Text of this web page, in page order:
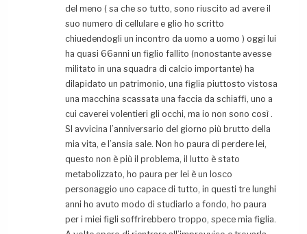
del meno ( sa che so tutto, sono riuscito ad avere il
suo numero di cellulare e glio ho scritto
chiuedendogli un incontro da uomo a uomo ) oggi lui
ha quasi 66anni un figlio fallito (nonostante avesse
militato in una squadra di calcio importante) ha
dilapidato un patrimonio, una figlia piuttosto vistosa
una macchina scassata una faccia da schiaffi, uno a
cui caverei volentieri gli occhi, ma io non sono così .
SI avvicina l’anniversario del giorno più brutto della
mia vita, e l’ansia sale. Non ho paura di perdere lei,
questo non è più il problema, il lutto è stato
metabolizzato, ho paura per lei è un losco
personaggio uno capace di tutto, in questi tre lunghi
anni ho avuto modo di studiarlo a fondo, ho paura
per i miei figli soffrirebbero troppo, spece mia figlia.